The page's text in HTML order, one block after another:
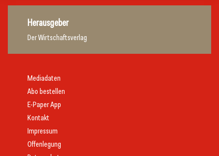
Herausgeber
Der Wirtschaftsverlag
Mediadaten
Abo bestellen
E-Paper App
Kontakt
Impressum
Offenlegung